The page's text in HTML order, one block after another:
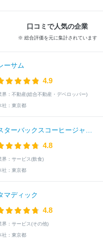
口コミで人気の企業
※ 総合評価を元に集計されています
ーサム
4.9
界： 不動産(総合不動産・デベロッパー)
社： 東京都
4.8
界： サービス(飲食)
社： 東京都
マディック
4.8
界： サービス(その他)
社： 東京都